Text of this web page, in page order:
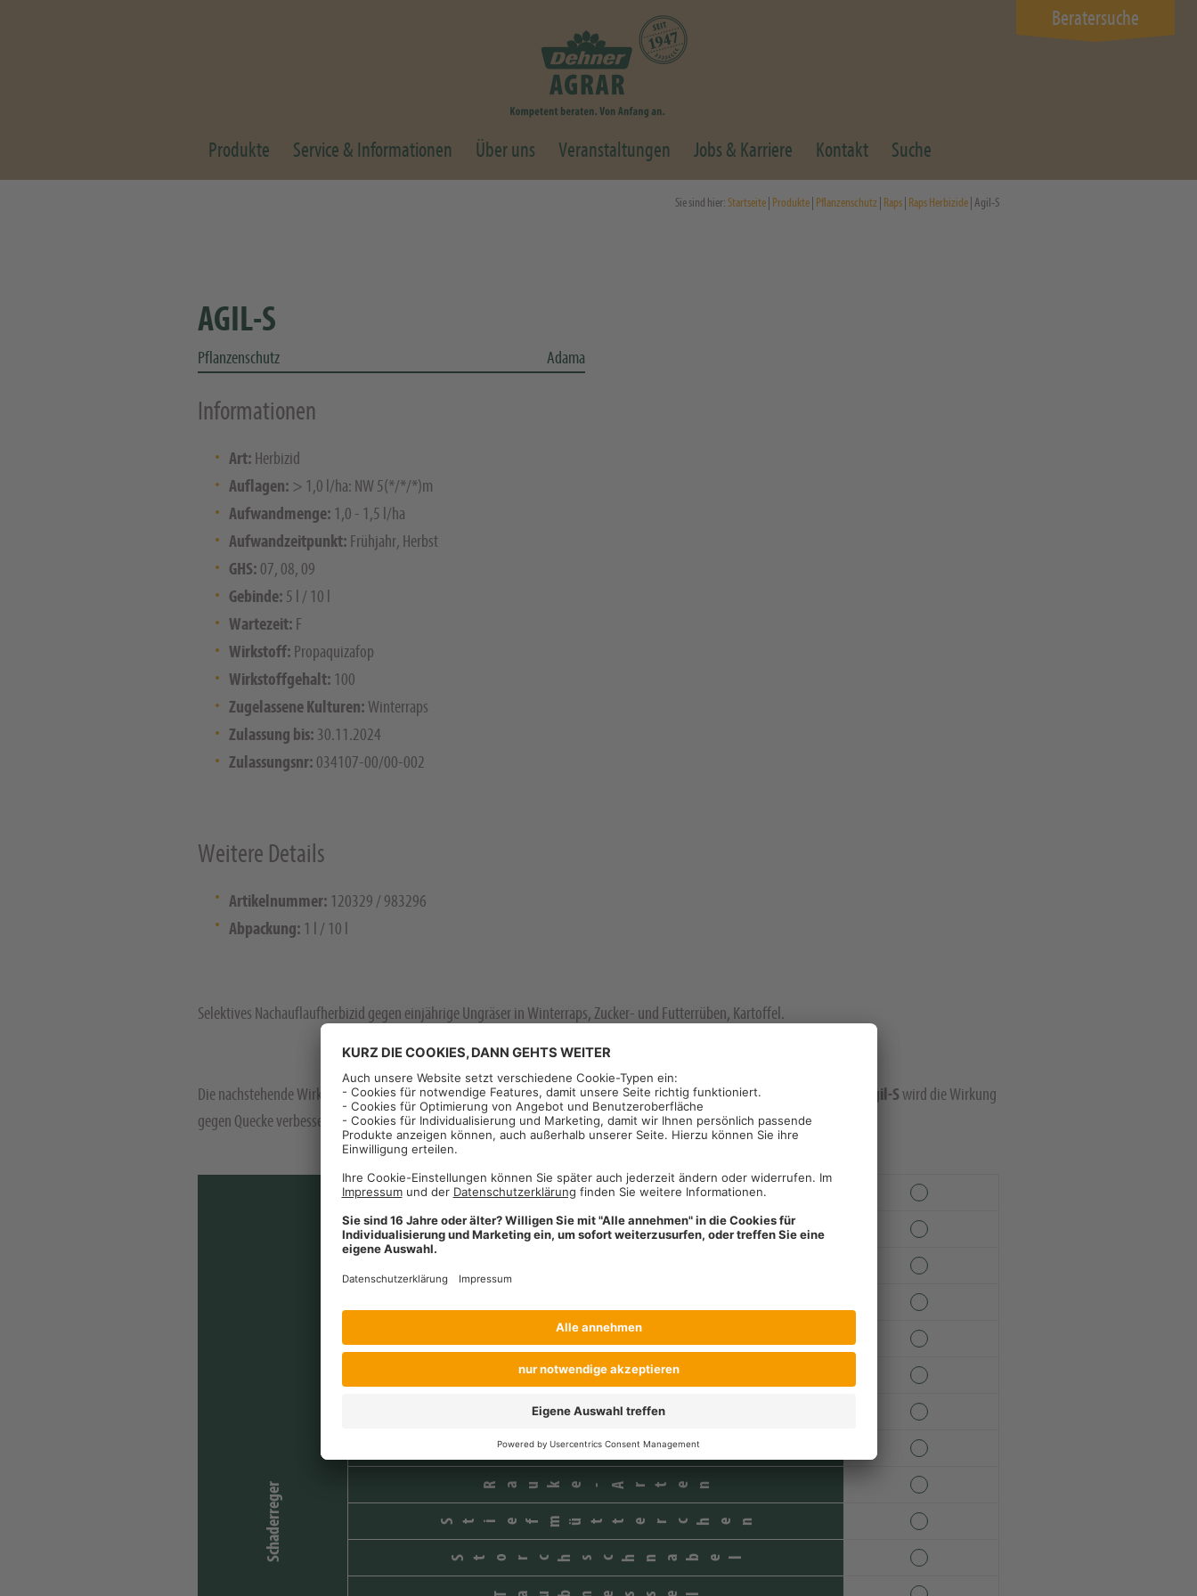
Produkte Service & Informationen Über uns Veranstaltungen Jobs & Karriere Kontakt Suche
Beratersuche
Sie sind hier:Startseite Produkte Pflanzenschutz Raps Raps Herbizide | Agil-S
AGIL-S
Pflanzenschutz Adama
Informationen
Art: Herbizid
Auflagen: > 1,0 l/ha: NW 5(*/*/*)m
Aufwandmenge: 1,0 - 1,5 l/ha
Aufwandzeitpunkt: Frühjahr, Herbst
GHS: 07, 08, 09
Gebinde: 5 l / 10 l
Wartezeit: F
Wirkstoff: Propaquizafop
Wirkstoffgehalt: 100
Zugelassene Kulturen: Winterraps
Zulassung bis: 30.11.2024
Zulassungsnr: 034107-00/00-002
Weitere Details
Artikelnummer: 120329 / 983296
Abpackung: 1 l / 10 l
Selektives Nachauflaufherbizid gegen einjährige Ungräser in Winterraps, Zucker- und Futterrüben, Kartoffel.
Die nachstehende Wirkungseinstufung bezieht sich auf1,0 l/ha Agil-S. Durch Erhöhung der Aufwandmenge auf 1,5 l/ha Agil-Swird die Wirkung
gegen Quecke verbessert und diese somit gut bekämpft.
Schaderreger Storchschnabel
Stiefmütterchen
Rauke-Arten
Klatschmohn
Kornblume
Kompasslattich
Klettenlabkraut
Ehrenpreis
Ackerhellerkraut